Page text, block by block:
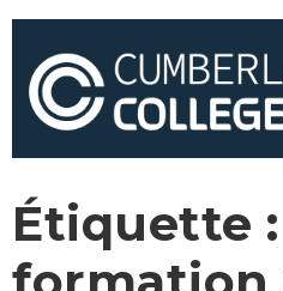
Étiquette :